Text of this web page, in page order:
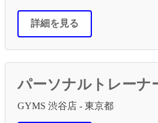
詳細を見る
パーソナルトレーナ
GYMS 渋谷店 - 東京都